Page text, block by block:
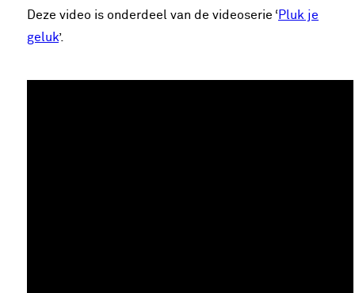
Deze video is onderdeel van de videoserie ‘Pluk je
geluk’.